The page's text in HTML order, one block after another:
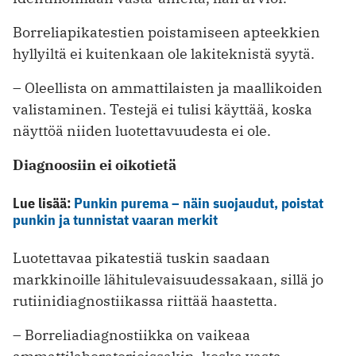
Borreliapikatestien poistamiseen apteekkien
hyllyiltä ei kuitenkaan ole lakiteknistä syytä.
– Oleellista on ammattilaisten ja maallikoiden
valistaminen. Testejä ei tulisi käyttää, koska
näyttöä niiden luotettavuudesta ei ole.
Diagnoosiin ei oikotietä
Lue lisää: Punkin purema – näin suojaudut, poistat
punkin ja tunnistat vaaran merkit
Luotettavaa pikatestiä tuskin saadaan
markkinoille lähitulevaisuudessakaan, sillä jo
rutiinidiagnostiikassa riittää haastetta.
– Borreliadiagnostiikka on vaikeaa